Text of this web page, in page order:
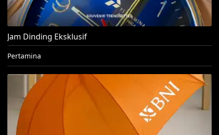
Jam Dinding Eksklusif
Pertamina